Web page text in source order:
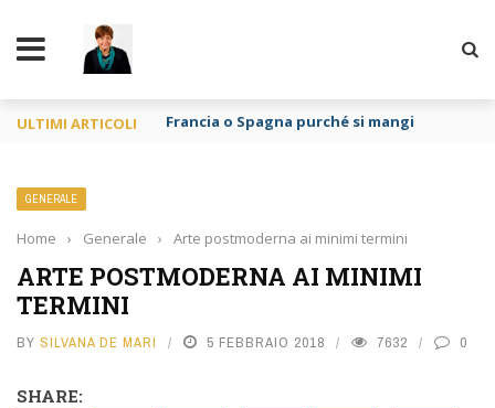
ULTIMI ARTICOLI Francia o Spagna purché si mangi
GENERALE
Home › Generale › Arte postmoderna ai minimi termini
ARTE POSTMODERNA AI MINIMI
TERMINI
BY SILVANA DE MARI 5 FEBBRAIO 2018 7632 0
SHARE: